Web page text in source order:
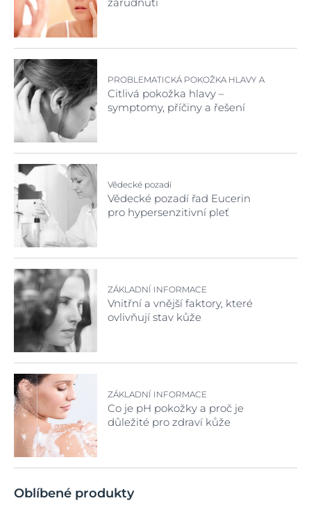
PROBLEMATICKÁ POKOŽKA HLAVY A
VLASY
Citlivá pokožka hlavy –
symptomy, příčiny a řešení
Vědecké pozadí
Vědecké pozadí řad Eucerin
pro hypersenzitivní pleť
ZÁKLADNÍ INFORMACE
Vnitřní a vnější faktory, které
ovlivňují stav kůže
ZÁKLADNÍ INFORMACE
Co je pH pokožky a proč je
důležité pro zdraví kůže
Oblíbené produkty